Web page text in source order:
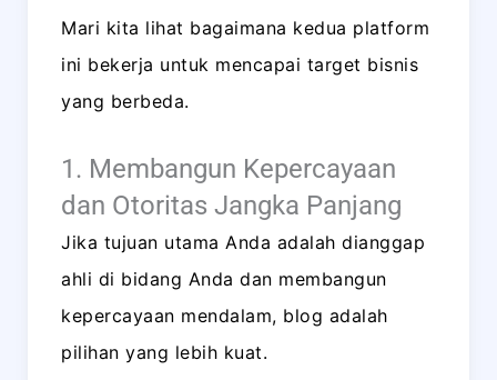
Mari kita lihat bagaimana kedua platform
ini bekerja untuk mencapai target bisnis
yang berbeda.
1. Membangun Kepercayaan
dan Otoritas Jangka Panjang
Jika tujuan utama Anda adalah dianggap
ahli di bidang Anda dan membangun
kepercayaan mendalam, blog adalah
pilihan yang lebih kuat.